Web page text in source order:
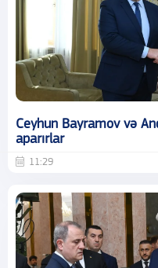
Ceyhun Bayramov və
aparırlar
11:29